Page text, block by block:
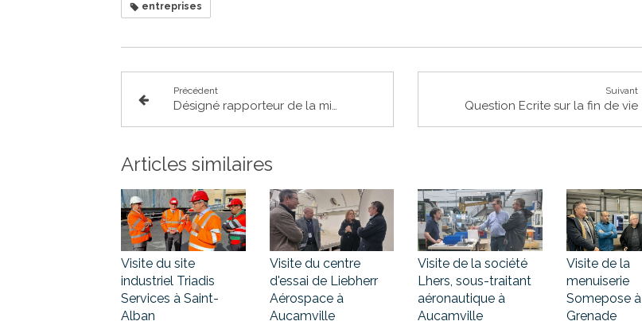
entreprises
Précédent
Désigné rapporteur de la mission parlementaire « Attractivité touristique de la France »
Suivant
Question Ecrite sur la fin de vie
Articles similaires
Visite du site
industriel Triadis
Services à Saint-
Alban
Visite du centre
d'essai de Liebherr
Aérospace à
Aucamville
Visite de la société
Lhers, sous-traitant
aéronautique à
Aucamville
Visite de la
menuiserie
Somepose à
Grenade